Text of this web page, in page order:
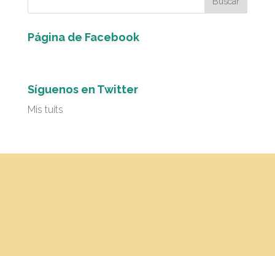
Página de Facebook
Síguenos en Twitter
Mis tuits